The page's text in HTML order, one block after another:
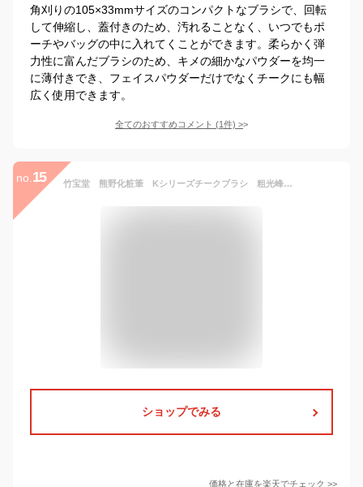
角刈りの105×33mmサイズのコンパクトなブラシで、回転
して伸縮し、蓋付きのため、汚れることなく、いつでもポ
ーチやバッグの中に入れてくことができます。柔らかく弾
力性に富んだブラシのため、キメの細かなパウダーを均一
に薄付きでき、フェイスパウダーだけでなくチークにも幅
広く使用できます。
全てのおすすめコメント (1件) >
no. 15 竹宝堂 熊野化粧筆 Kシリーズチークブラシ 粗光峰 使用時：128(mm) 携帯時：72(mm) K-2
ショップでみる
価格と在庫を楽天でチェック >>